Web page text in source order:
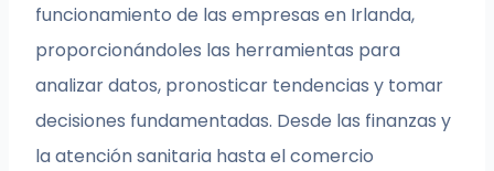
funcionamiento de las empresas en Irlanda,
proporcionándoles las herramientas para
analizar datos, pronosticar tendencias y tomar
decisiones fundamentadas. Desde las finanzas y
la atención sanitaria hasta el comercio